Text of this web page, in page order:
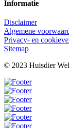
Informatie
Disclaimer
Algemene
Privacy- en
Sitemap
© 2023 Huisdier